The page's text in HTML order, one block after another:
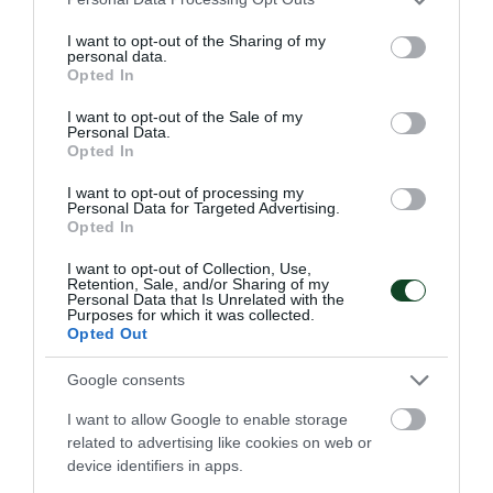
not limited to your visit or usage behaviour. You may click to
grant or deny consent to Google and its third-party tags to
use your data for below specified purposes in below Google
consent section.
I want to opt-out of the Sharing of my
personal data.
Opted In
I want to opt-out of the Sale of my
Personal Data.
Opted In
I want to opt-out of processing my
Personal Data for Targeted Advertising.
Opted In
I want to opt-out of Collection, Use,
Retention, Sale, and/or Sharing of my
Personal Data that Is Unrelated with the
Purposes for which it was collected.
Opted Out
Google consents
I want to allow Google to enable storage
related to advertising like cookies on web or
device identifiers in apps.
σύμβολη
Η Εθνική ομάδα μπάσκετ Κορασίδων έκανε το δύο στα δύο
Τουλούπη με διψήφιο αριθμό πόντων.
08.08.2026 ΑΚΑΔΗΜΙΑ ΚΑΛΑΘΟΣΦΑΙΡΙΣΗΣ